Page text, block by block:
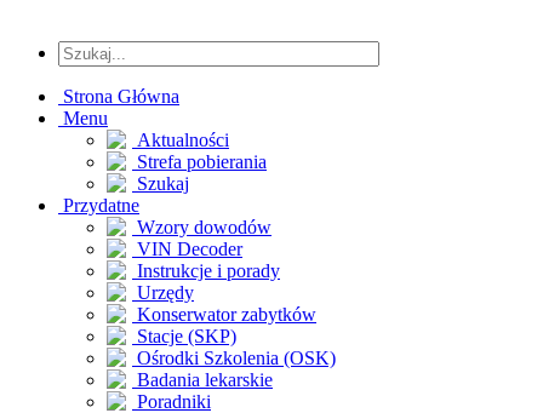
Strona Główna
Menu
Aktualności
Strefa pobierania
Szukaj
Przydatne
Wzory dowodów
VIN Decoder
Instrukcje i porady
Urzędy
Konserwator zabytków
Stacje (SKP)
Ośrodki Szkolenia (OSK)
Badania lekarskie
Poradniki